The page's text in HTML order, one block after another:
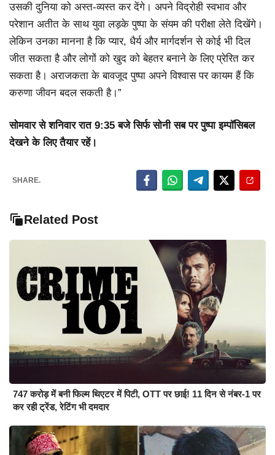
उसकी दुनिया को अस्त-व्यस्त कर देंगे। अपने विद्रोही स्वभाव और
परेशान अतीत के साथ युवा लड़के पुष्पा के संयम की परीक्षा लेते दिखेंगे।
लेकिन उनका मानना है कि प्यार, धैर्य और मार्गदर्शन से कोई भी दिल
जीत सकता है और लोगों को खुद को बेहतर बनाने के लिए प्रेरित कर
सकता है। अराजकता के बावजूद पुष्पा अपने विश्वास पर कायम हैं कि
करुणा जीवन बदल सकती है।”
सोमवार से शनिवार रात 9:35 बजे सिर्फ सोनी सब पर पुष्पा इम्पॉसिबल
देखने के लिए तैयार रहें।
SHARE.
Related Post
747 करोड़ में बनी फिल्म थिएटर में पिटी, OTT पर छाई! 11 दिन से नंबर-1 पर
कर रही ट्रेंड, रेटिंग भी दमदार